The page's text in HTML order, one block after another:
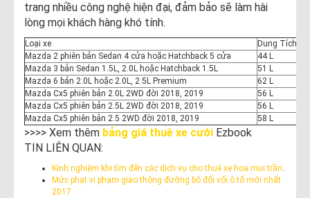
trang nhiều công nghệ hiện đại, đảm bảo sẽ làm hài
lòng mọi khách hàng khó tính.
Loại xe
Dung Tích
Mazda 2 phiên bản Sedan 4 cửa hoặc Hatchback 5 cửa
44 L
Mazda 3 bản Sedan 1.5L, 2.0L hoặc Hatchback 1.5L
51 L
Mazda 6 bản 2.0L hoặc 2.0L, 2.5L Premium
62 L
Mazda Cx5 phiên bản 2.0L 2WD đời 2018, 2019
56 L
Mazda Cx5 phiên bản 2.5L 2WD đời 2018, 2019
56 L
Mazda Cx5 phiên bản 2.5 2WD đời 2018, 2019
58 L
>>>> Xem thêm bảng giá thuê xe cưới Ezbook
TIN LIÊN QUAN:
Kinh nghiệm khi tìm đến các dịch vụ cho thuê xe hoa mui trần.
Mức phạt vi phạm giao thông đường bộ đối vối ô tố mới nhất
2017